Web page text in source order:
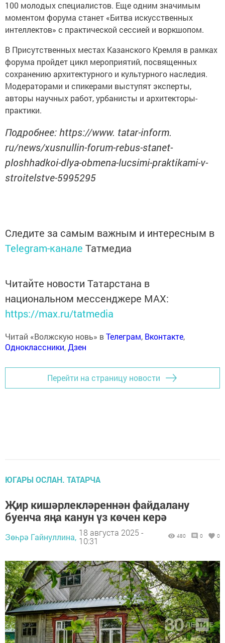
100 молодых специалистов. Еще одним значимым
моментом форума станет «Битва искусственных
интеллектов» с практической сессией и воркшопом.
В Присутственных местах Казанского Кремля в рамках
форума пройдет цикл мероприятий, посвященных
сохранению архитектурного и культурного наследия.
Модераторами и спикерами выступят эксперты,
авторы научных работ, урбанисты и архитекторы-
практики.
Подробнее: https://www. tatar-inform.
ru/news/xusnullin-forum-rebus-stanet-
ploshhadkoi-dlya-obmena-lucsimi-praktikami-v-
stroitelstve-5995295
Следите за самым важным и интересным в
Telegram-канале Татмедиа
Читайте новости Татарстана в
национальном мессенджере MАХ:
https://max.ru/tatmedia
Читай «Волжскую новь» вТелеграм, Вконтакте,
Одноклассники,Дзен
Перейти на страницу новости
ЮГАРЫ ОСЛАН. ТАТАРЧА
Җир кишәрлекләреннән файдалану
буенча яңа канун үз көчен керә
Зөһрә Гайнуллина, 18 августа 2025 -
10:31
480 0 0